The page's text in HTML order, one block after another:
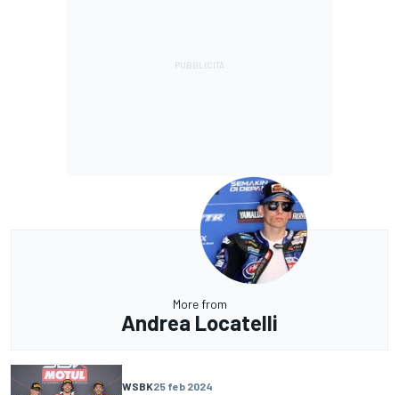
More from
Andrea Locatelli
WSBK25 feb 2024